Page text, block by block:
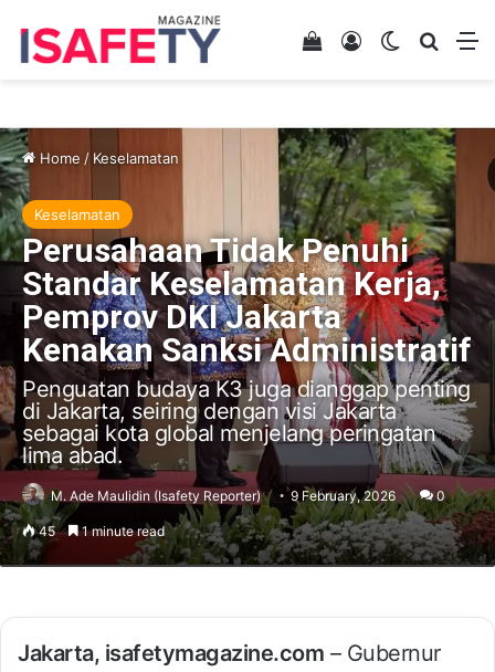
Switch skin
Log In
View your
Home / Keselamatan
Keselamatan
Perusahaan Tidak Penuhi
Standar Keselamatan Kerja,
Pemprov DKI Jakarta
Kenakan Sanksi Administratif
Penguatan budaya K3 juga dianggap penting
di Jakarta, seiring dengan visi Jakarta
sebagai kota global menjelang peringatan
lima abad.
M. Ade Maulidin (Isafety Reporter) 9 February, 2026 0
45 1 minute read
Jakarta, isafetymagazine.com – Gubernur